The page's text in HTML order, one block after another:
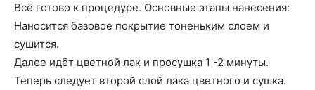
Всё готово к процедуре. Основные этапы нанесения:
Наносится базовое покрытие тоненьким слоем и
сушится.
Далее идёт цветной лак и просушка 1 -2 минуты.
Теперь следует второй слой лака цветного и сушка.